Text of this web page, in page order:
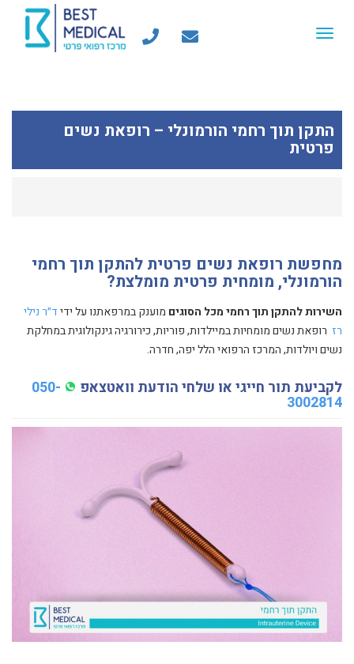
Toggle
התקן תוך רחמי הורמונלי – רופאת נשים
פרטית
מחפשת רופאת נשים פרטית להתקן תוך רחמי
הורמונלי, מומחית פרטית מומלצת?
השירות להתקן תוך רחמי מכל הסוגים מוענק במרפאתנו על ידיד״ר נילי
רז רופאת נשים מומחיות במיילדות, פוריות, כירורגיה גינקולוגית במחלקת
נשים ויולדות, המרכז הרפואי הלל יפה, חדרה.
לקביעת תור חייגי או שלחי הודעת וואטצאפ 050-
3002814